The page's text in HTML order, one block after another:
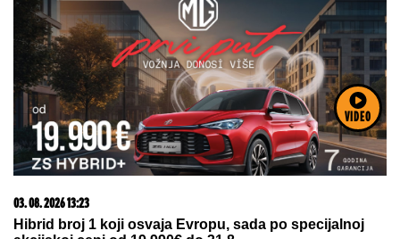
VIDEO
03. 08. 2026 13:23
Hibrid broj 1 koji osvaja Evropu, sada po specijalnoj